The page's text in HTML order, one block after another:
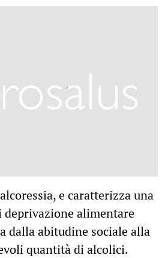
e caratterizza una
deprivazione alimentare
dalla abitudine sociale alla
quantità di alcolici.